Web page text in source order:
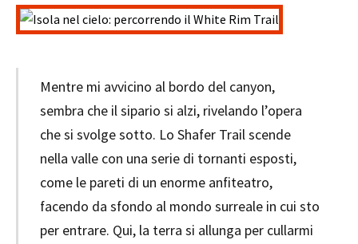
Mentre mi avvicino al bordo del canyon,
sembra che il sipario si alzi, rivelando l’opera
che si svolge sotto. Lo Shafer Trail scende
nella valle con una serie di tornanti esposti,
come le pareti di un enorme anfiteatro,
facendo da sfondo al mondo surreale in cui sto
per entrare. Qui, la terra si allunga per cullarmi